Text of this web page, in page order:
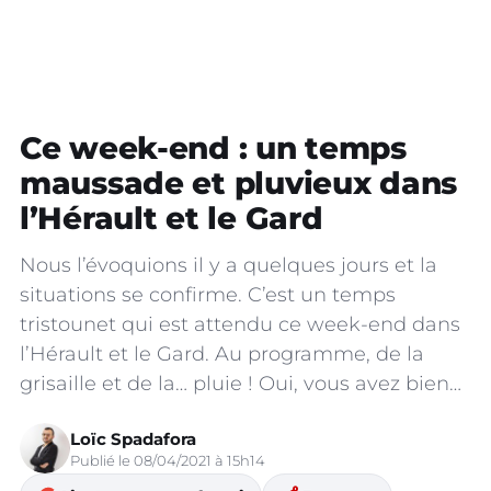
Ce week-end : un temps
maussade et pluvieux dans
l’Hérault et le Gard
Nous l’évoquions il y a quelques jours et la
situations se confirme. C’est un temps
tristounet qui est attendu ce week-end dans
l’Hérault et le Gard. Au programme, de la
grisaille et de la… pluie ! Oui, vous avez bien…
Loïc Spadafora
Publié le 08/04/2021 à 15h14